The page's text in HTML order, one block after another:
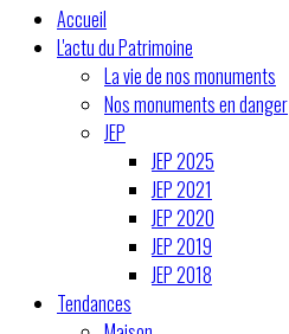
Accueil
L'actu du Patrimoine
La vie de nos monuments
Nos monuments en danger
JEP
JEP 2025
JEP 2021
JEP 2020
JEP 2019
JEP 2018
Tendances